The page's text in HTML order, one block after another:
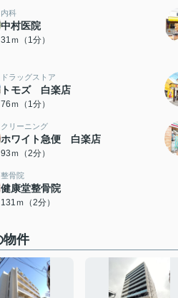
内科
中村医院
31ｍ（1分）
ドラッグストア
トモズ 白楽店
76ｍ（1分）
クリーニング
ホワイト急便 白楽店
93ｍ（2分）
整骨院
健康堂整骨院
131ｍ（2分）
物件